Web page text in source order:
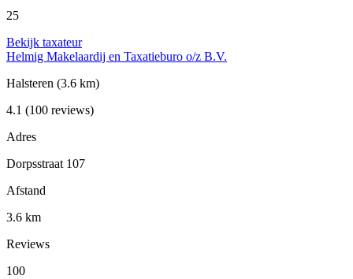
25
Bekijk taxateur
Helmig Makelaardij en Taxatieburo o/z B.V.
Halsteren (3.6 km)
4.1 (100 reviews)
Adres
Dorpsstraat 107
Afstand
3.6 km
Reviews
100